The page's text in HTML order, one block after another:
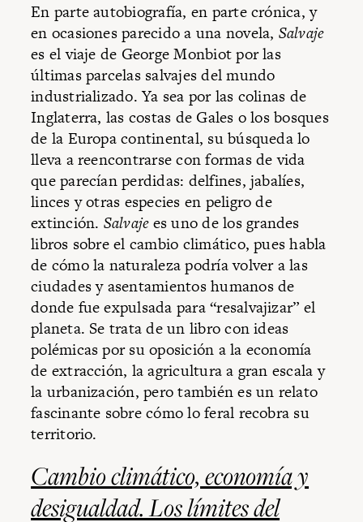
En parte autobiografía, en parte crónica, y
en ocasiones parecido a una novela, Salvaje
es el viaje de George Monbiot por las
últimas parcelas salvajes del mundo
industrializado. Ya sea por las colinas de
Inglaterra, las costas de Gales o los bosques
de la Europa continental, su búsqueda lo
lleva a reencontrarse con formas de vida
que parecían perdidas: delfines, jabalíes,
linces y otras especies en peligro de
extinción. Salvajees uno de los grandes
libros sobre el cambio climático, pues habla
de cómo la naturaleza podría volver a las
ciudades y asentamientos humanos de
donde fue expulsada para “resalvajizar” el
planeta. Se trata de un libro con ideas
polémicas por su oposición a la economía
de extracción, la agricultura a gran escala y
la urbanización, pero también es un relato
fascinante sobre cómo lo feral recobra su
territorio.
Cambio climático, economía y
desigualdad. Los límites del